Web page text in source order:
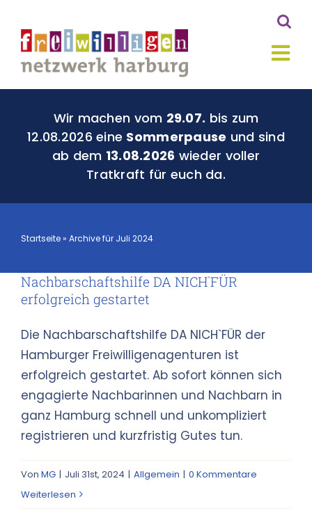
Inhalt
springen
Aktuelles
Du für Harburg
Geld für Gutes
Kontakt
Wir machen vom 29.07. bis zum
12.08.2026 eine Sommerpause und sind
ab dem 13.08.2026 wieder voller
Tratkraft für euch da.
Startseite» Archive für Juli 2024
Nachbarschaftshilfe DA NICH`FÜR
erfolgreich gestartet
Die Nachbarschaftshilfe DA NICH`FÜR der
Hamburger Freiwilligenagenturen ist
erfolgreich gestartet. Ab sofort können sich
engagierte Nachbarinnen und Nachbarn in
ganz Hamburg schnell und unkompliziert
registrieren und kurzfristig Gutes tun.
Von MG | Juli 31st, 2024 | Allgemein | 0 Kommentare
Weiterlesen